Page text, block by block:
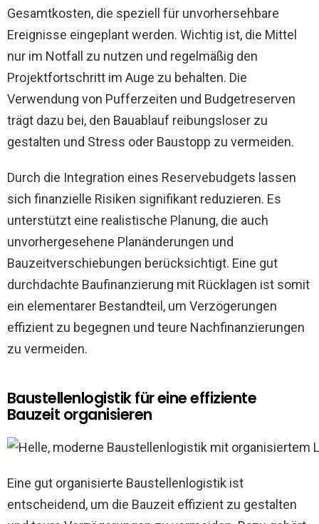
Gesamtkosten, die speziell für unvorhersehbare
Ereignisse eingeplant werden. Wichtig ist, die Mittel
nur im Notfall zu nutzen und regelmäßig den
Projektfortschritt im Auge zu behalten. Die
Verwendung von Pufferzeiten und Budgetreserven
trägt dazu bei, den Bauablauf reibungsloser zu
gestalten und Stress oder Baustopp zu vermeiden.
Durch die Integration eines Reservebudgets lassen
sich finanzielle Risiken signifikant reduzieren. Es
unterstützt eine realistische Planung, die auch
unvorhergesehene Planänderungen und
Bauzeitverschiebungen berücksichtigt. Eine gut
durchdachte Baufinanzierung mit Rücklagen ist somit
ein elementarer Bestandteil, um Verzögerungen
effizient zu begegnen und teure Nachfinanzierungen
zu vermeiden.
Baustellenlogistik für eine effiziente
Bauzeit organisieren
Eine gut organisierte Baustellenlogistik ist
entscheidend, um die Bauzeit effizient zu gestalten